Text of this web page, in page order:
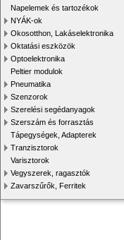
Napelemek és tartozékok
NYÁK-ok
Okosotthon, Lakáselektronika
Oktatási eszközök
Optoelektronika
Peltier modulok
Pneumatika
Szenzorok
Szerelési segédanyagok
Szerszám és forrasztás
Tápegységek, Adapterek
Tranzisztorok
Varisztorok
Vegyszerek, ragasztók
Zavarszűrők, Ferritek